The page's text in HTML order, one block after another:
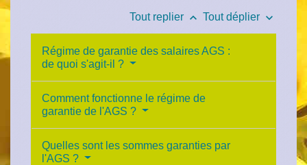
Tout replier keyboard_arrow_up Tout déplier keyboard_arrow_down
Régime de garantie des salaires AGS :
de quoi s'agit-il ?
Comment fonctionne le régime de
garantie de l'AGS ?
Quelles sont les sommes garanties par
l'AGS ?